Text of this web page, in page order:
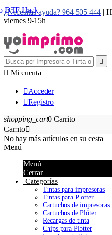
¿Necesitas ayuda? 964 505 444 |
viernes 9-15h

 Mi cuenta
Acceder
Registro
shopping_cart0 Carrito
Carrito
No hay más artículos en su cesta
Menú
Menú
Cerrar
Categorías
Tintas para impresoras
Tintas para Plotter
Cartuchos de impresoras
Cartuchos de Plóter
Recargas de tinta
Chips para Plotter